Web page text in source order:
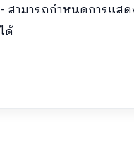
- สามารถกำหนดการแส
ได้